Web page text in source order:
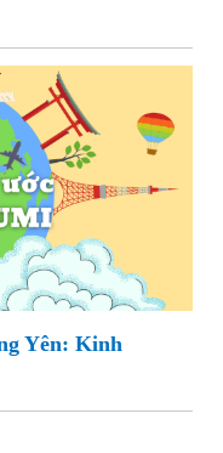
Yên: Kinh